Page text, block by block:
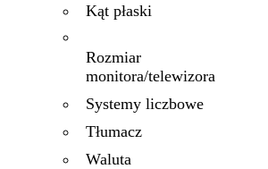
Kąt płaski
Rozmiar
monitora/telewizora
Systemy liczbowe
Tłumacz
Waluta